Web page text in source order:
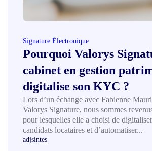
Signature Électronique
Pourquoi Valorys
cabinet en gestion
digitalise son KYC ?
Lors d’un échange avec Fabienne
Valorys Signature, nous sommes
pour lesquelles elle a choisi de
candidats locataires et d’automatiser...
adjsintes